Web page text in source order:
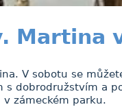
Martina
V sobotu se
s dobrodružstvím a
zámeckém parku.